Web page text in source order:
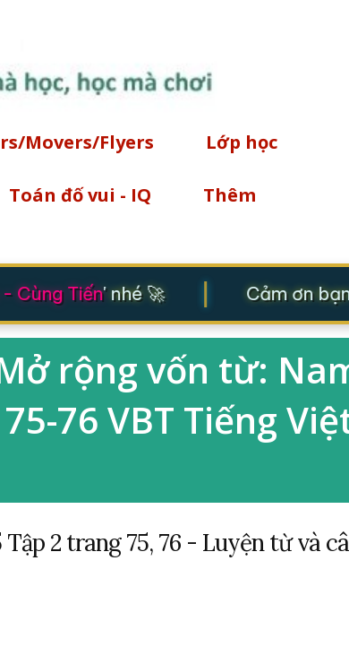
Movers/Flyers Lớp học
Toán đố vui - IQ Thêm
Cùng Tiến' nhé 🚀 Cảm ơn
rộng vốn từ:
76 VBT Tiếng
2 trang 75, 76 - Luyện từ và